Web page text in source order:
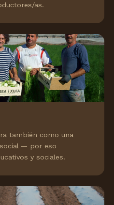
as.
también como una
— por eso
y sociales.